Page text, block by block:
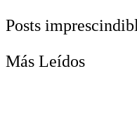
Posts
Más Leídos